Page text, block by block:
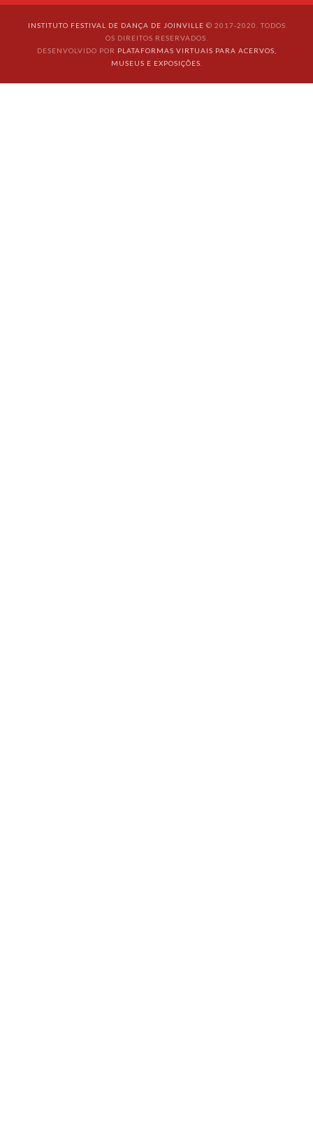
INSTITUTO FESTIVAL DE DANÇA DE JOINVILLE © 2017-2020. TODOS
OS DIREITOS RESERVADOS.
DESENVOLVIDO POR PLATAFORMAS VIRTUAIS PARA ACERVOS,
MUSEUS E EXPOSIÇÕES